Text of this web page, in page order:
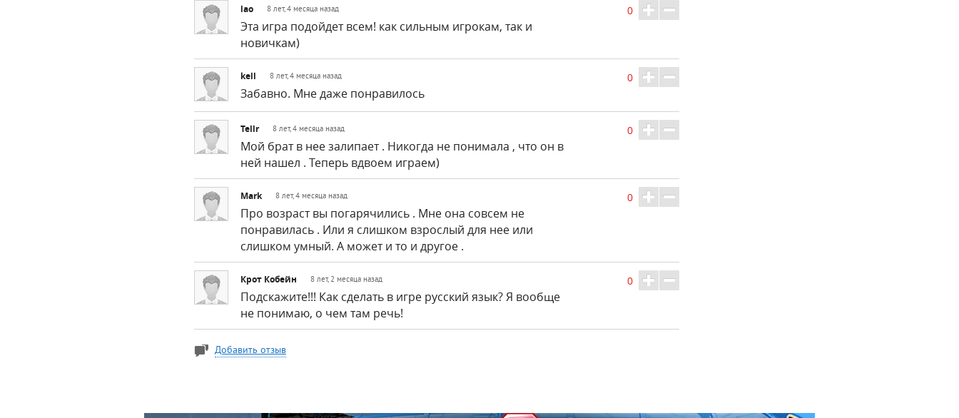
lao 8 лет, 4 месяца назад
Эта игра подойдет всем! как сильным игрокам, так и
новичкам)
0
kell 8 лет, 4 месяца назад
Забавно. Мне даже понравилось
0
Tellr 8 лет, 4 месяца назад
Мой брат в нее залипает . Никогда не понимала , что он в
ней нашел . Теперь вдвоем играем)
0
Mark 8 лет, 4 месяца назад
Про возраст вы погарячились . Мне она совсем не
понравилась . Или я слишком взрослый для нее или
слишком умный. А может и то и другое .
0
Крот Кобейн 8 лет, 2 месяца назад
Подскажите!!! Как сделать в игре русский язык? Я вообще
не понимаю, о чем там речь!
0
Добавить отзыв